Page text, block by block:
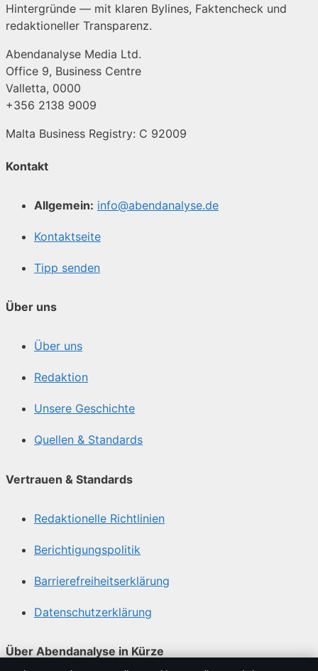
Hintergründe — mit klaren Bylines, Faktencheck und
redaktioneller Transparenz.
Abendanalyse Media Ltd.
Office 9, Business Centre
Valletta, 0000
+356 2138 9009
Malta Business Registry: C 92009
Kontakt
Allgemein: info@abendanalyse.de
Kontaktseite
Tipp senden
Über uns
Über uns
Redaktion
Unsere Geschichte
Quellen & Standards
Vertrauen & Standards
Redaktionelle Richtlinien
Berichtigungspolitik
Barrierefreiheitserklärung
Datenschutzerklärung
Über Abendanalyse in Kürze